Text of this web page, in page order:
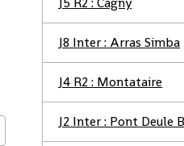
J8 Inter : Arras Simba
J4 R2 : Montataire
J2 Inter : Pont Deule B